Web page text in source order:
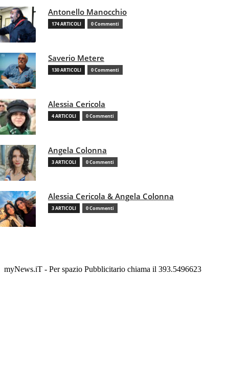
Antonello Manocchio
174 ARTICOLI 0 Commenti
Saverio Metere
130 ARTICOLI 0 Commenti
Alessia Cericola
4 ARTICOLI 0 Commenti
Angela Colonna
3 ARTICOLI 0 Commenti
Alessia Cericola & Angela Colonna
3 ARTICOLI 0 Commenti
myNews.iT - Per spazio Pubblicitario chiama il 393.5496623